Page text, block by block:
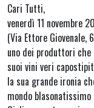
Cari Tutti,
venerdì 11 novembre
(Via Ettore Giovenale,
uno dei produttori che
suoi vini veri
la sua grande ironia
mondo